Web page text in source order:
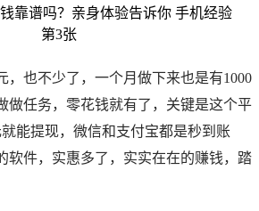
，也不少了，一个月做下来也是有1000
做任务，零花钱就有了，关键是这个平
能提现，微信和支付宝都是秒到账
软件，实惠多了，实实在在的赚钱，踏